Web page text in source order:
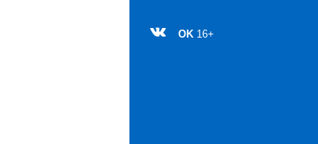
OK 16+